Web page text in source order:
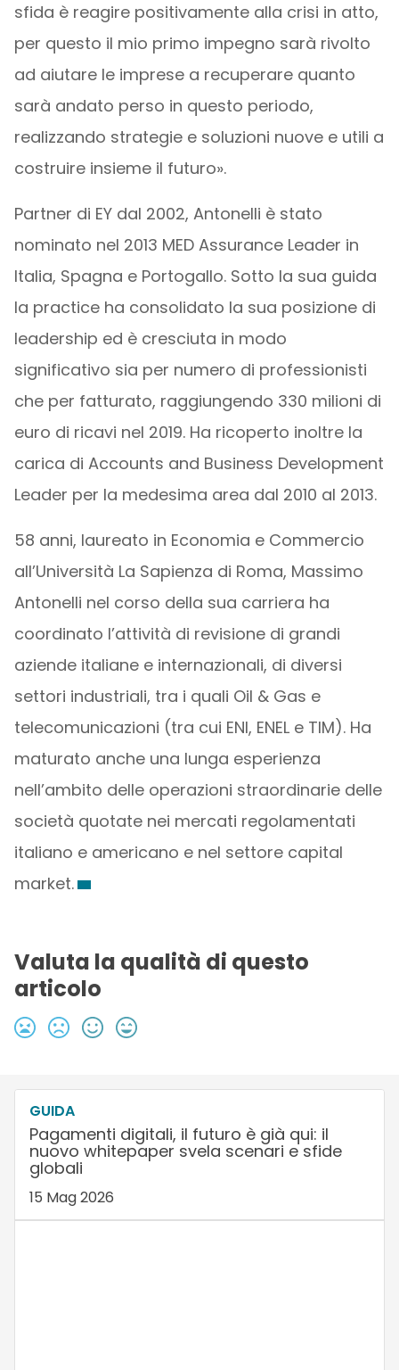
sfida è reagire positivamente alla crisi in atto,
per questo il mio primo impegno sarà rivolto
ad aiutare le imprese a recuperare quanto
sarà andato perso in questo periodo,
realizzando strategie e soluzioni nuove e utili a
costruire insieme il futuro».
Partner di EY dal 2002, Antonelli è stato
nominato nel 2013 MED Assurance Leader in
Italia, Spagna e Portogallo. Sotto la sua guida
la practice ha consolidato la sua posizione di
leadership ed è cresciuta in modo
significativo sia per numero di professionisti
che per fatturato, raggiungendo 330 milioni di
euro di ricavi nel 2019. Ha ricoperto inoltre la
carica di Accounts and Business Development
Leader per la medesima area dal 2010 al 2013.
58 anni, laureato in Economia e Commercio
all’Università La Sapienza di Roma, Massimo
Antonelli nel corso della sua carriera ha
coordinato l’attività di revisione di grandi
aziende italiane e internazionali, di diversi
settori industriali, tra i quali Oil & Gas e
telecomunicazioni (tra cui ENI, ENEL e TIM). Ha
maturato anche una lunga esperienza
nell’ambito delle operazioni straordinarie delle
società quotate nei mercati regolamentati
italiano e americano e nel settore capital
market.
Valuta la qualità di questo
articolo
GUIDA
Pagamenti digitali, il futuro è già qui: il
nuovo whitepaper svela scenari e sfide
globali
15 Mag 2026